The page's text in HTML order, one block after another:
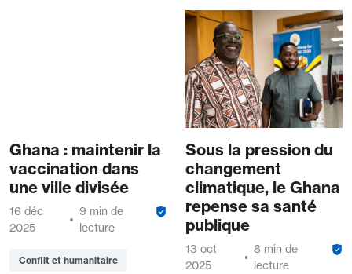
Ghana : maintenir la
vaccination dans
une ville divisée
16 déc
2025
9 min de
lecture
Conflit et humanitaire
Sous la pression du
changement
climatique, le Ghana
repense sa santé
publique
13 oct
2025
8 min de
lecture